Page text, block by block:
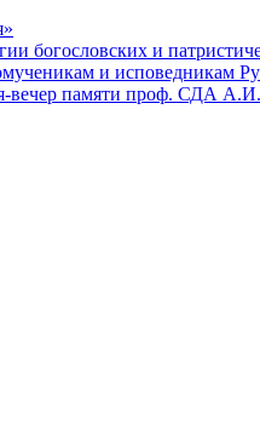
богословских и
и исповедникам
вечер памяти проф. СДА